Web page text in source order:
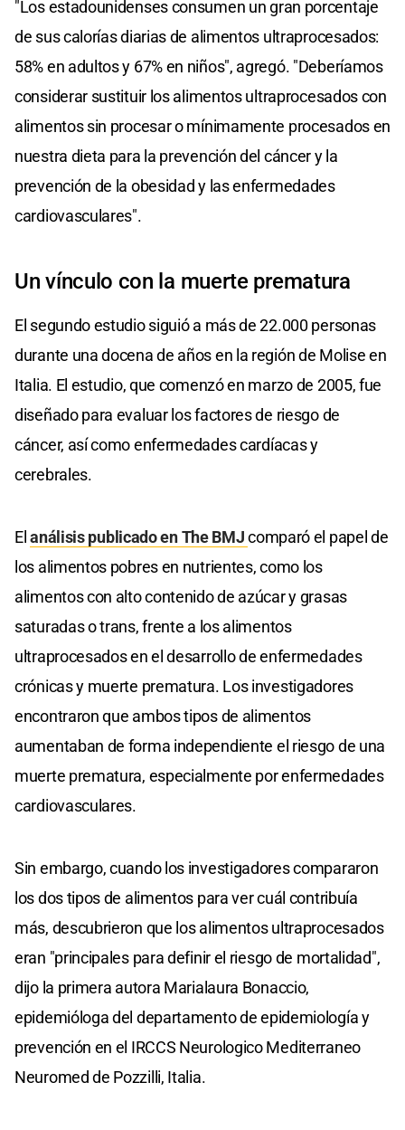
"Los estadounidenses consumen un gran porcentaje
de sus calorías diarias de alimentos ultraprocesados:
58% en adultos y 67% en niños", agregó. "Deberíamos
considerar sustituir los alimentos ultraprocesados con
alimentos sin procesar o mínimamente procesados en
nuestra dieta para la prevención del cáncer y la
prevención de la obesidad y las enfermedades
cardiovasculares".
Un vínculo con la muerte prematura
El segundo estudio siguió a más de 22.000 personas
durante una docena de años en la región de Molise en
Italia. El estudio, que comenzó en marzo de 2005, fue
diseñado para evaluar los factores de riesgo de
cáncer, así como enfermedades cardíacas y
cerebrales.
Elanálisis publicado en The BMJcomparó el papel de
los alimentos pobres en nutrientes, como los
alimentos con alto contenido de azúcar y grasas
saturadas o trans, frente a los alimentos
ultraprocesados en el desarrollo de enfermedades
crónicas y muerte prematura. Los investigadores
encontraron que ambos tipos de alimentos
aumentaban de forma independiente el riesgo de una
muerte prematura, especialmente por enfermedades
cardiovasculares.
Sin embargo, cuando los investigadores compararon
los dos tipos de alimentos para ver cuál contribuía
más, descubrieron que los alimentos ultraprocesados
eran "principales para definir el riesgo de mortalidad",
dijo la primera autora Marialaura Bonaccio,
epidemióloga del departamento de epidemiología y
prevención en el IRCCS Neurologico Mediterraneo
Neuromed de Pozzilli, Italia.